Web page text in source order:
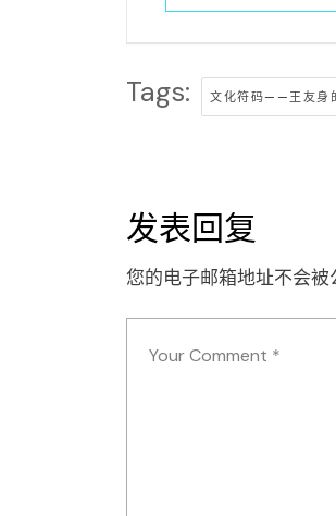
Tags: 文化符码——王友身
发表回复
您的电子邮箱地址不会被